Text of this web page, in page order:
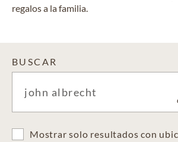
regalos a la familia.
BUSCAR
Mostrar solo resultados con